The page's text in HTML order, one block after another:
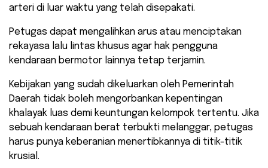
arteri di luar waktu yang telah disepakati.
Petugas dapat mengalihkan arus atau menciptakan
rekayasa lalu lintas khusus agar hak pengguna
kendaraan bermotor lainnya tetap terjamin.
​Kebijakan yang sudah dikeluarkan oleh Pemerintah
Daerah tidak boleh mengorbankan kepentingan
khalayak luas demi keuntungan kelompok tertentu. Jika
sebuah kendaraan berat terbukti melanggar, petugas
harus punya keberanian menertibkannya di titik-titik
krusial.